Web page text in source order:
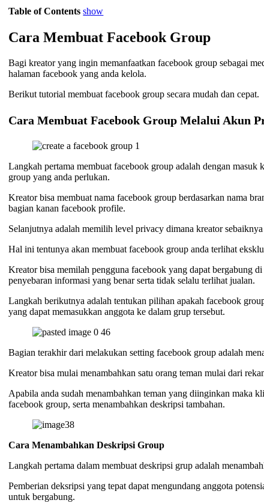
Table of Contents show
Cara Membuat Facebook Group
Bagi kreator yang ingin memanfaatkan facebook group sebagai
halaman facebook yang anda kelola.
Berikut tutorial membuat facebook group secara mudah dan cepat.
Cara Membuat Facebook Group Melalui Akun
Langkah pertama membuat facebook group adalah dengan
group yang anda perlukan.
Kreator bisa membuat nama facebook group berdasarkan nama
bagian kanan facebook profile.
Selanjutnya adalah memilih level privacy dimana kreator
Hal ini tentunya akan membuat facebook group anda terlihat
Kreator bisa memilah pengguna facebook yang dapat bergabung
penyebaran informasi yang benar serta tidak selalu terlihat jualan.
Langkah berikutnya adalah tentukan pilihan apakah facebook
yang dapat memasukkan anggota ke dalam grup tersebut.
Bagian terakhir dari melakukan setting facebook group adalah
Kreator bisa mulai menambahkan satu orang teman mulai dari
Apabila anda sudah menambahkan teman yang diinginkan maka
facebook group, serta menambahkan deskripsi tambahan.
Cara Menambahkan Deskripsi Group
Langkah pertama dalam membuat deskripsi grup adalah
Pemberian deksripsi yang tepat dapat mengundang anggota
untuk bergabung.